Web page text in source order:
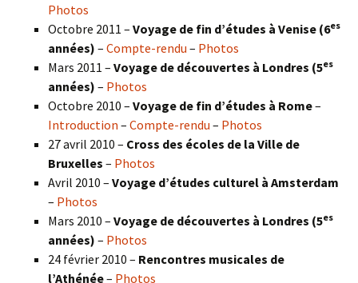
Photos
Octobre 2011 – Voyage de fin d’études à Venise (6es
années) – Compte-rendu – Photos
Mars 2011 – Voyage de découvertes à Londres (5es
années) – Photos
Octobre 2010 – Voyage de fin d’études à Rome–
Introduction – Compte-rendu – Photos
27 avril 2010 – Cross des écoles de la Ville de
Bruxelles – Photos
Avril 2010 – Voyage d’études culturel à Amsterdam
– Photos
Mars 2010 – Voyage de découvertes à Londres (5es
années) – Photos
24 février 2010 – Rencontres musicales de
l’Athénée– Photos